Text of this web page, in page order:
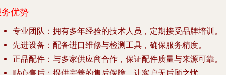
优势
专业团队 ：拥有多年经验的技术人员，定期接受品牌培训。
先进设备 ：配备进口维修与检测工具，确保服务精度。
正品配件 ：与多家供应商合作，保证配件质量与来源可靠。